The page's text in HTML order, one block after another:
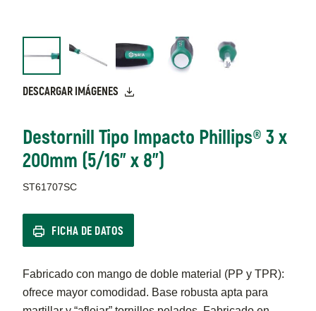
DESCARGAR IMÁGENES
Destornill Tipo Impacto Phillips® 3 x
200mm (5/16" x 8")
ST61707SC
FICHA DE DATOS
Fabricado con mango de doble material (PP y TPR):
ofrece mayor comodidad. Base robusta apta para